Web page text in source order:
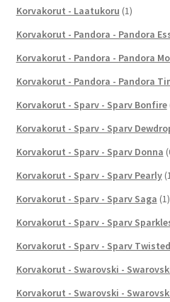
Korvakorut - Laatukoru (1)
Korvakorut - Pandora - Pandora
Korvakorut - Pandora - Pandora
Korvakorut - Pandora - Pandora
Korvakorut - Sparv - Sparv Bonfire
Korvakorut - Sparv - Sparv
Korvakorut - Sparv - Sparv Donna
Korvakorut - Sparv - Sparv Pearly
Korvakorut - Sparv - Sparv Saga (1)
Korvakorut - Sparv - Sparv
Korvakorut - Sparv - Sparv Twisted
Korvakorut - Swarovski -
Korvakorut - Swarovski -